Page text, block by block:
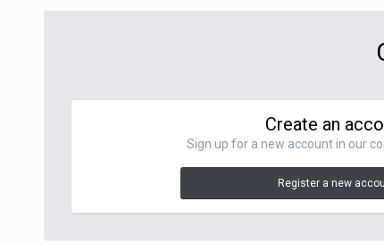
Create an
Sign up for a new account in our
Register a new